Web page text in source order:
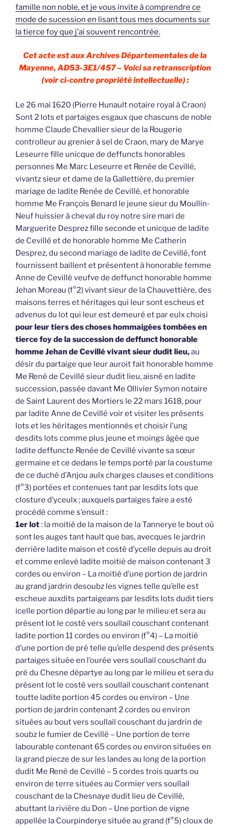
famille non noble, et je vous invite à comprendre ce
mode de sucession en lisant tous mes documents sur
la tierce foy que j’ai souvent rencontrée.
Cet acte est aux Archives Départementales de la
Mayenne, AD53-3E1/457 – Voici sa retranscription
(voir ci-contre propriété intellectuelle) :
Le 26 mai 1620 (Pierre Hunault notaire royal à Craon)
Sont 2 lots et partaiges esgaux que chascuns de noble
homme Claude Chevallier sieur de la Rougerie
controlleur au grenier à sel de Craon, mary de Marye
Leseurre fille unicque de deffuncts honorables
personnes Me Marc Leseurre et Renée de Cevillé,
vivantz sieur et dame de la Gallettière, du premier
mariage de ladite Renée de Cevillé, et honorable
homme Me François Benard le jeune sieur du Moullin-
Neuf huissier à cheval du roy notre sire mari de
Marguerite Desprez fille seconde et unicque de ladite
de Cevillé et de honorable homme Me Catherin
Desprez, du second mariage de ladite de Cevillé, font
fournissent baillent et présentent à honorable femme
Anne de Cevillé veufve de deffunct honorable homme
Jehan Moreau (f°2) vivant sieur de la Chauvettière, des
maisons terres et héritages qui leur sont escheus et
advenus du lot qui leur est demeuré et par eulx choisi
pour leur tiers des choses hommaigées tombées en
tierce foy de la succession de deffunct honorable
homme Jehan de Cevillé vivant sieur dudit lieu,au
désir du partaige que leur auroit fait honorable homme
Me René de Cevillé sieur dudit lieu, aisné en ladite
succession, passée davant Me Ollivier Symon notaire
de Saint Laurent des Mortiers le 22 mars 1618, pour
par ladite Anne de Cevillé voir et visiter les présents
lots et les héritages mentionnés et choisir l’ung
desdits lots comme plus jeune et moings âgée que
ladite deffuncte Renée de Cevillé vivante sa sœur
germaine et ce dedans le temps porté par la coustume
de ce duché d’Anjou aulx charges clauses et conditions
(f°3) portées et contenues tant par lesdits lots que
closture d’yceulx ; auxquels partaiges faire a esté
procédé comme s’ensuit :
1er lot: la moitié de la maison de la Tannerye le bout où
sont les auges tant hault que bas, avecques le jardrin
derrière ladite maison et costé d’ycelle depuis au droit
et comme enlevé ladite moitié de maison contenant 3
cordes ou environ – La moitié d’une portion de jardrin
au grand jardrin desoubz les vignes telle qu’elle est
escheue auxdits partaigeans par lesdits lots dudit tiers
icelle portion départie au long par le milieu et sera au
présent lot le costé vers soullail couschant contenant
ladite portion 11 cordes ou environ (f°4) – La moitié
d’une portion de pré telle qu’elle despend des présents
partaiges située en l’ourée vers soullail couschant du
pré du Chesne départye au long par le milieu et sera du
présent lot le costé vers soullail couschant contenant
toutte ladite portion 45 cordes ou environ – Une
portion de jardrin contenant 2 cordes ou environ
situées au bout vers soullail couschant du jardrin de
soubz le fumier de Cevillé – Une portion de terre
labourable contenant 65 cordes ou environ situées en
la grand piecze de sur les landes au long de la portion
dudit Me René de Cevillé – 5 cordes trois quarts ou
environ de terre situées au Cormier vers soullail
couschant de la Chesnaye dudit lieu de Cevillé,
abuttant la rivière du Don – Une portion de vigne
appellée la Courpinderye située au grand (f°5) cloux de